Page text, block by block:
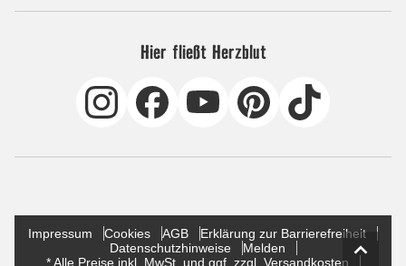
Hier fließt Herzblut
Impressum Cookies AGB
Erklärung zur Barrierefreiheit
Datenschutzhinweise
Melden
* Alle Preise inkl. MwSt. und ggf. zzgl. Versandkosten